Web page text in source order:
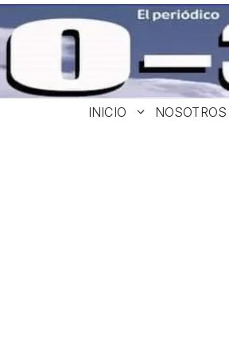
INICIO NOSOTROS